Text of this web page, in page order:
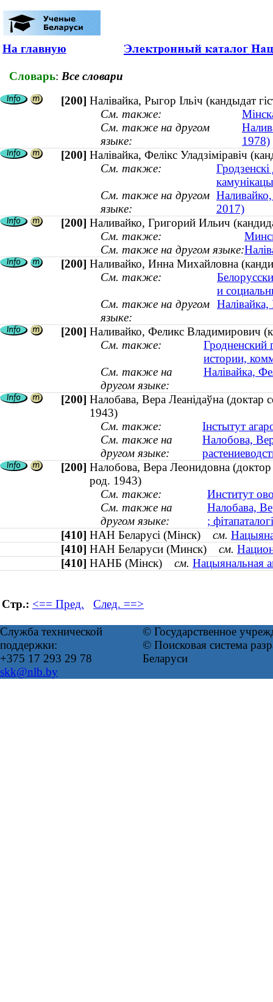
На главную
Словарь: Все словари
[200] Налівайка, Рыгор Ільіч (кандыдат
См. также:
См. также на другом
языке:
1978)
[200] Налівайка, Фелікс Уладзіміравіч
См. также:
См. также на другом
языке:
2017)
[200] Наливайко, Григорий Ильич
См. также:
См. также на другом языке:
[200] Наливайко, Инна Михайловна
См. также:
и
См. также на другом
языке:
[200] Наливайко, Феликс Владимирович
См. также:
Гродненский
истории,
См. также на
другом языке:
Налівайка,
[200] Налобава, Вера Леанідаўна (доктар
1943)
См. также:
Інстытут
См. также на
другом языке:
Налобова,
[200] Налобова, Вера Леонидовна (доктор
род. 1943)
См. также:
Институт
См. также на
другом языке:
Налобава,
;
[410] НАН Беларусі (Мінск) см.
[410] НАН Беларуси (Минск) см.
[410] НАНБ (Мінск) см. Нацыянальная
Стр.: <== Пред. След. ==>
Служба технической
поддержки:
+375 17 293 29 78
skk@nlb.by
© Государственное
© Поисковая система
Беларуси